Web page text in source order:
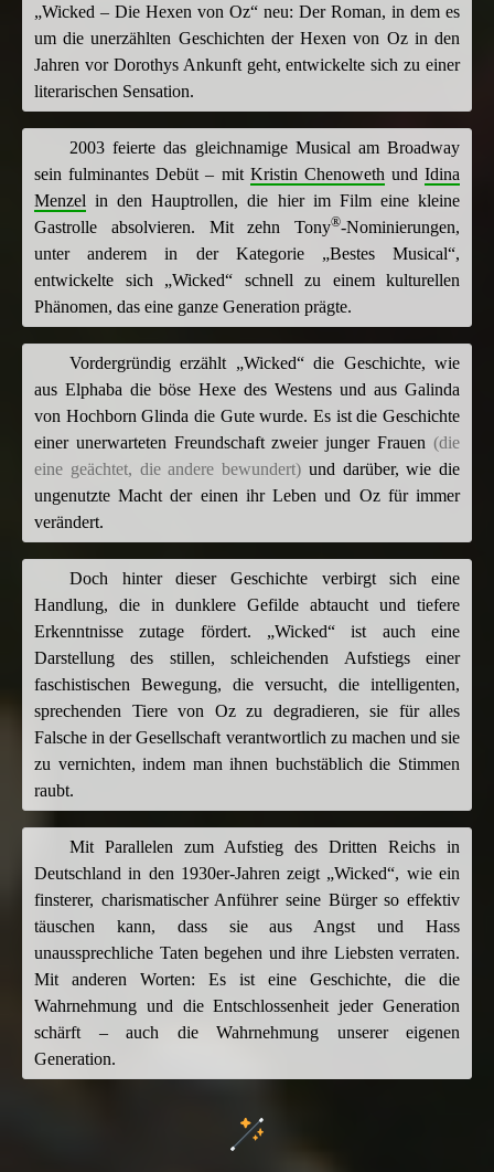
„Wicked – Die Hexen von Oz“ neu: Der Roman, in dem es
um die unerzählten Geschichten der Hexen von Oz in den
Jahren vor Dorothys Ankunft geht, entwickelte sich zu einer
literarischen Sensation.
2003 feierte das gleichnamige Musical am Broadway
sein fulminantes Debüt – mit Kristin Chenoweth und Idina
Menzel in den Hauptrollen, die hier im Film eine kleine
Gastrolle absolvieren. Mit zehn Tony®-Nominierungen,
unter anderem in der Kategorie „Bestes Musical“,
entwickelte sich „Wicked“ schnell zu einem kulturellen
Phänomen, das eine ganze Generation prägte.
Vordergründig erzählt „Wicked“ die Geschichte, wie
aus Elphaba die böse Hexe des Westens und aus Galinda
von Hochborn Glinda die Gute wurde. Es ist die Geschichte
einer unerwarteten Freundschaft zweier junger Frauen (die
eine geächtet, die andere bewundert) und darüber, wie die
ungenutzte Macht der einen ihr Leben und Oz für immer
verändert.
Doch hinter dieser Geschichte verbirgt sich eine
Handlung, die in dunklere Gefilde abtaucht und tiefere
Erkenntnisse zutage fördert. „Wicked“ ist auch eine
Darstellung des stillen, schleichenden Aufstiegs einer
faschistischen Bewegung, die versucht, die intelligenten,
sprechenden Tiere von Oz zu degradieren, sie für alles
Falsche in der Gesellschaft verantwortlich zu machen und sie
zu vernichten, indem man ihnen buchstäblich die Stimmen
raubt.
Mit Parallelen zum Aufstieg des Dritten Reichs in
Deutschland in den 1930er-Jahren zeigt „Wicked“, wie ein
finsterer, charismatischer Anführer seine Bürger so effektiv
täuschen kann, dass sie aus Angst und Hass
unaussprechliche Taten begehen und ihre Liebsten verraten.
Mit anderen Worten: Es ist eine Geschichte, die die
Wahrnehmung und die Entschlossenheit jeder Generation
schärft – auch die Wahrnehmung unserer eigenen
Generation.